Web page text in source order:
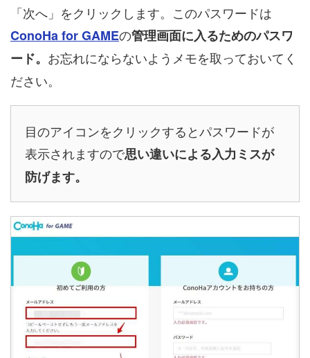
「次へ」をクリックします。このパスワードは
ConoHa for GAMEの管理画面に入るためのパスワ
ード。 お忘れにならないようメモを取っておいてく
ださい。
目のアイコンをクリックするとパスワードが
表示されますので思い違いによる入力ミスが
防げます。